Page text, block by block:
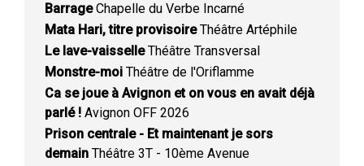
BarrageChapelle du Verbe Incarné
Mata Hari, titre provisoireThéâtre Artéphile
Le lave-vaisselleThéâtre Transversal
Monstre-moi Théâtre de l'Oriflamme
Ca se joue à Avignon et on vous en avait déjà
parlé ! Avignon OFF 2026
Prison centrale - Et maintenant je sors
demain Théâtre 3T - 10ème Avenue